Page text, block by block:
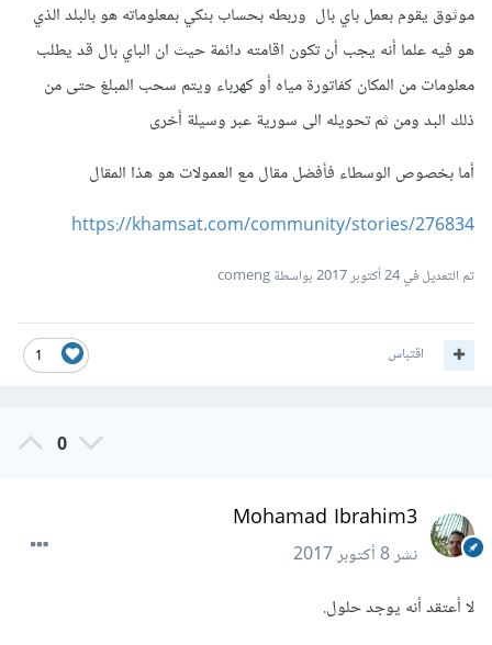
موثوق يقوم بعمل باي بال وربطه بحساب بنكي بمعلوماته هو بالبلد الذي
هو فيه علما أنه يجب أن تكون اقامته دائمة حيث ان الباي بال قد يطلب
معلومات من المكان كفاتورة مياه أو كهرباء ويتم سحب المبلغ حتى من
ذلك البد ومن ثم تحويله الى سورية عبر وسيلة أخرى
أما بخصوص الوسطاء فأفضل مقال مع العمولات هو هذا المقال
https://khamsat.com/community/stories/276834
تم التعديل في24 أكتوبر 2017 بواسطة comeng
1 اقتباس
0
Mohamad Ibrahim3
نشر8 أكتوبر 2017
لا أعتقد أنه يوجد حلول.